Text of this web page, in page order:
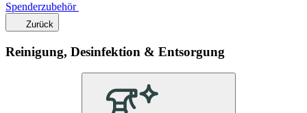
Spenderzubehör
Zurück
Reinigung, Desinfektion & Entsorgung